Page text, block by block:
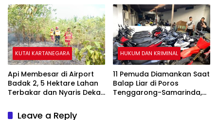
KUTAI KARTANEGARA
Api Membesar di Airport
Badak 2, 5 Hektare Lahan
Terbakar dan Nyaris Dekati
HUKUM DAN KRIMINAL
11 Pemuda Diamankan Saat
Balap Liar di Poros
Tenggarong-Samarinda,
Leave a Reply